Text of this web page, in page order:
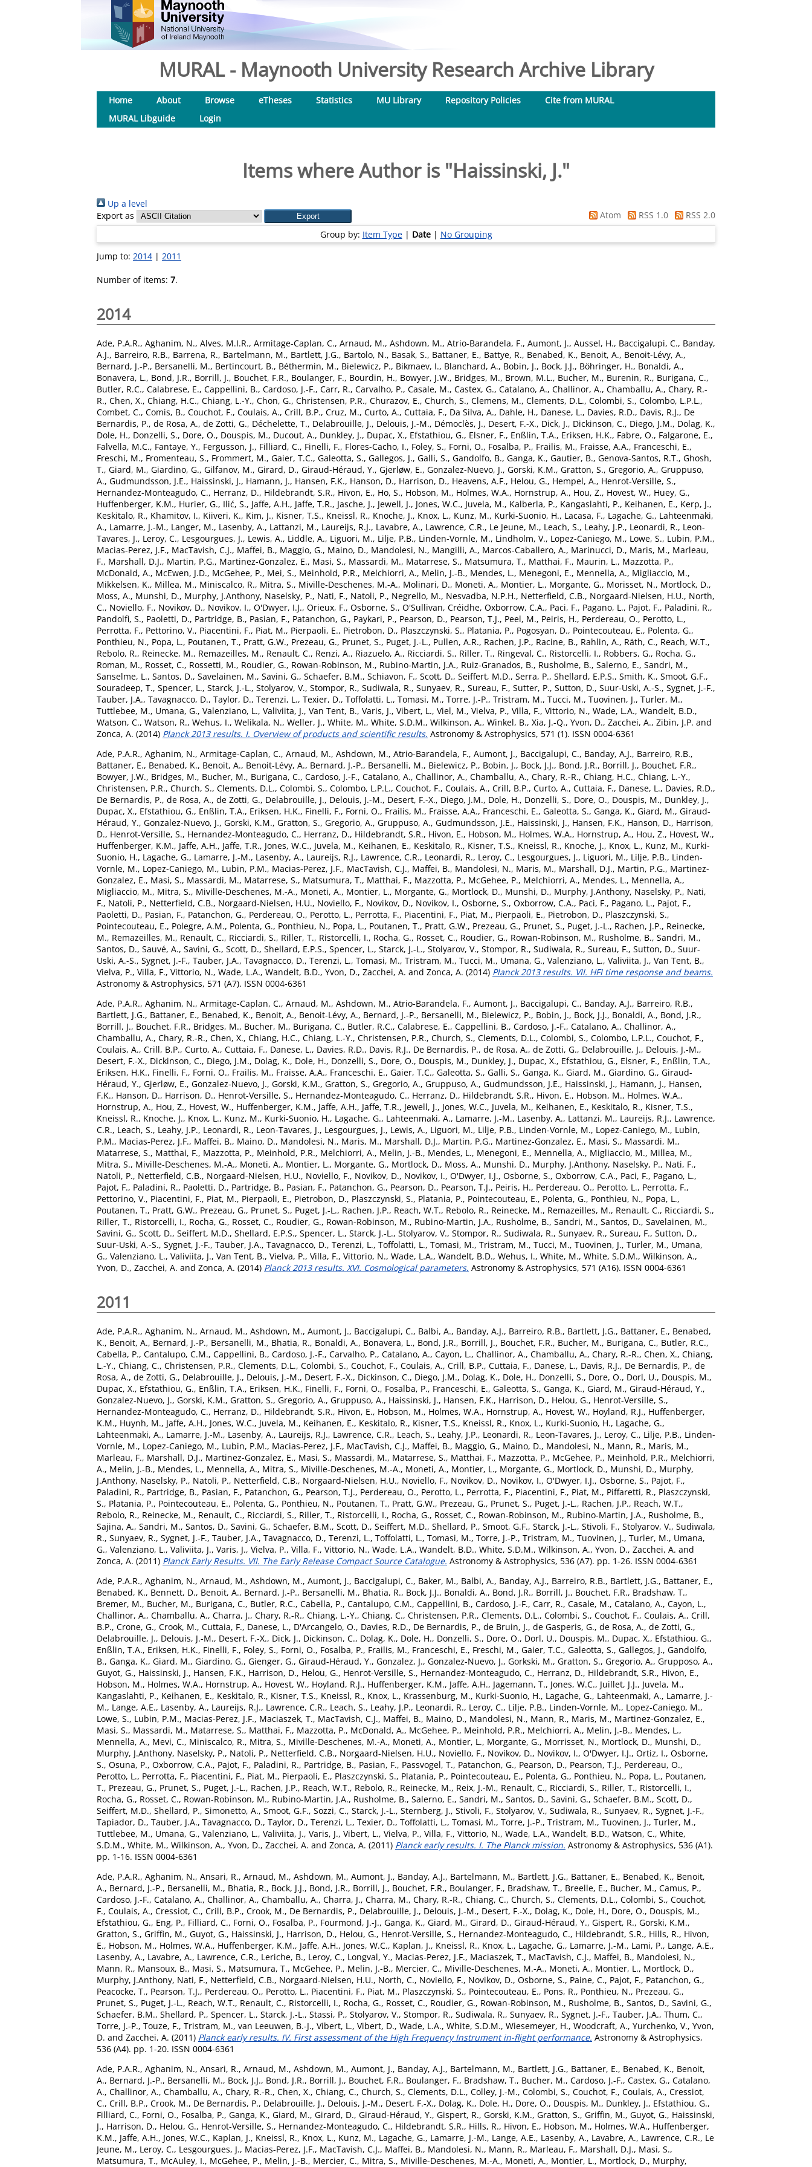
MURAL - Maynooth University Research Archive Library
Home About Browse eTheses Statistics MU Library Repository Policies
Cite from MURAL
MURAL Libguide
Login
Items where Author is "Haissinski, J."
Up a level
Export as
Atom RSS 1.0
RSS 2.0
Group by: Item Type| Date| No Grouping
Jump to: 2014 | 2011
Number of items: 7.
2014
Ade, P.A.R., Aghanim, N., Alves, M.I.R., Armitage-Caplan, C., Arnaud, M., Ashdown, M., Atrio-Barandela, F., Aumont, J., Aussel, H., Baccigalupi, C., Banday,
A.J., Barreiro, R.B., Barrena, R., Bartelmann, M., Bartlett, J.G., Bartolo, N., Basak, S., Battaner, E., Battye, R., Benabed, K., Benoit, A., Benoit-Lévy, A.,
Bernard, J.-P., Bersanelli, M., Bertincourt, B., Béthermin, M., Bielewicz, P., Bikmaev, I., Blanchard, A., Bobin, J., Bock, J.J., Böhringer, H., Bonaldi, A.,
Bonavera, L., Bond, J.R., Borrill, J., Bouchet, F.R., Boulanger, F., Bourdin, H., Bowyer, J.W., Bridges, M., Brown, M.L., Bucher, M., Burenin, R., Burigana, C.,
Butler, R.C., Calabrese, E., Cappellini, B., Cardoso, J.-F., Carr, R., Carvalho, P., Casale, M., Castex, G., Catalano, A., Challinor, A., Chamballu, A., Chary, R.-
R., Chen, X., Chiang, H.C., Chiang, L.-Y., Chon, G., Christensen, P.R., Churazov, E., Church, S., Clemens, M., Clements, D.L., Colombi, S., Colombo, L.P.L.,
Combet, C., Comis, B., Couchot, F., Coulais, A., Crill, B.P., Cruz, M., Curto, A., Cuttaia, F., Da Silva, A., Dahle, H., Danese, L., Davies, R.D., Davis, R.J., De
Bernardis, P., de Rosa, A., de Zotti, G., Déchelette, T., Delabrouille, J., Delouis, J.-M., Démoclès, J., Desert, F.-X., Dick, J., Dickinson, C., Diego, J.M., Dolag, K.,
Dole, H., Donzelli, S., Dore, O., Douspis, M., Ducout, A., Dunkley, J., Dupac, X., Efstathiou, G., Elsner, F., Enßlin, T.A., Eriksen, H.K., Fabre, O., Falgarone, E.,
Falvella, M.C., Fantaye, Y., Fergusson, J., Filliard, C., Finelli, F., Flores-Cacho, I., Foley, S., Forni, O., Fosalba, P., Frailis, M., Fraisse, A.A., Franceschi, E.,
Freschi, M., Fromenteau, S., Frommert, M., Gaier, T.C., Galeotta, S., Gallegos, J., Galli, S., Gandolfo, B., Ganga, K., Gautier, B., Genova-Santos, R.T., Ghosh,
T., Giard, M., Giardino, G., Gilfanov, M., Girard, D., Giraud-Héraud, Y., Gjerløw, E., Gonzalez-Nuevo, J., Gorski, K.M., Gratton, S., Gregorio, A., Gruppuso,
A., Gudmundsson, J.E., Haissinski, J., Hamann, J., Hansen, F.K., Hanson, D., Harrison, D., Heavens, A.F., Helou, G., Hempel, A., Henrot-Versille, S.,
Hernandez-Monteagudo, C., Herranz, D., Hildebrandt, S.R., Hivon, E., Ho, S., Hobson, M., Holmes, W.A., Hornstrup, A., Hou, Z., Hovest, W., Huey, G.,
Huffenberger, K.M., Hurier, G., Ilić, S., Jaffe, A.H., Jaffe, T.R., Jasche, J., Jewell, J., Jones, W.C., Juvela, M., Kalberla, P., Kangaslahti, P., Keihanen, E., Kerp, J.,
Keskitalo, R., Khamitov, I., Kiiveri, K., Kim, J., Kisner, T.S., Kneissl, R., Knoche, J., Knox, L., Kunz, M., Kurki-Suonio, H., Lacasa, F., Lagache, G., Lahteenmaki,
A., Lamarre, J.-M., Langer, M., Lasenby, A., Lattanzi, M., Laureijs, R.J., Lavabre, A., Lawrence, C.R., Le Jeune, M., Leach, S., Leahy, J.P., Leonardi, R., Leon-
Tavares, J., Leroy, C., Lesgourgues, J., Lewis, A., Liddle, A., Liguori, M., Lilje, P.B., Linden-Vornle, M., Lindholm, V., Lopez-Caniego, M., Lowe, S., Lubin, P.M.,
Macias-Perez, J.F., MacTavish, C.J., Maffei, B., Maggio, G., Maino, D., Mandolesi, N., Mangilli, A., Marcos-Caballero, A., Marinucci, D., Maris, M., Marleau,
F., Marshall, D.J., Martin, P.G., Martinez-Gonzalez, E., Masi, S., Massardi, M., Matarrese, S., Matsumura, T., Matthai, F., Maurin, L., Mazzotta, P.,
McDonald, A., McEwen, J.D., McGehee, P., Mei, S., Meinhold, P.R., Melchiorri, A., Melin, J.-B., Mendes, L., Menegoni, E., Mennella, A., Migliaccio, M.,
Mikkelsen, K., Millea, M., Miniscalco, R., Mitra, S., Miville-Deschenes, M.-A., Molinari, D., Moneti, A., Montier, L., Morgante, G., Morisset, N., Mortlock, D.,
Moss, A., Munshi, D., Murphy, J.Anthony, Naselsky, P., Nati, F., Natoli, P., Negrello, M., Nesvadba, N.P.H., Netterfield, C.B., Norgaard-Nielsen, H.U., North,
C., Noviello, F., Novikov, D., Novikov, I., O'Dwyer, I.J., Orieux, F., Osborne, S., O'Sullivan, Créidhe, Oxborrow, C.A., Paci, F., Pagano, L., Pajot, F., Paladini, R.,
Pandolfi, S., Paoletti, D., Partridge, B., Pasian, F., Patanchon, G., Paykari, P., Pearson, D., Pearson, T.J., Peel, M., Peiris, H., Perdereau, O., Perotto, L.,
Perrotta, F., Pettorino, V., Piacentini, F., Piat, M., Pierpaoli, E., Pietrobon, D., Plaszczynski, S., Platania, P., Pogosyan, D., Pointecouteau, E., Polenta, G.,
Ponthieu, N., Popa, L., Poutanen, T., Pratt, G.W., Prezeau, G., Prunet, S., Puget, J.-L., Pullen, A.R., Rachen, J.P., Racine, B., Rahlin, A., Räth, C., Reach, W.T.,
Rebolo, R., Reinecke, M., Remazeilles, M., Renault, C., Renzi, A., Riazuelo, A., Ricciardi, S., Riller, T., Ringeval, C., Ristorcelli, I., Robbers, G., Rocha, G.,
Roman, M., Rosset, C., Rossetti, M., Roudier, G., Rowan-Robinson, M., Rubino-Martin, J.A., Ruiz-Granados, B., Rusholme, B., Salerno, E., Sandri, M.,
Sanselme, L., Santos, D., Savelainen, M., Savini, G., Schaefer, B.M., Schiavon, F., Scott, D., Seiffert, M.D., Serra, P., Shellard, E.P.S., Smith, K., Smoot, G.F.,
Souradeep, T., Spencer, L., Starck, J.-L., Stolyarov, V., Stompor, R., Sudiwala, R., Sunyaev, R., Sureau, F., Sutter, P., Sutton, D., Suur-Uski, A.-S., Sygnet, J.-F.,
Tauber, J.A., Tavagnacco, D., Taylor, D., Terenzi, L., Texier, D., Toffolatti, L., Tomasi, M., Torre, J.-P., Tristram, M., Tucci, M., Tuovinen, J., Turler, M.,
Tuttlebee, M., Umana, G., Valenziano, L., Valiviita, J., Van Tent, B., Varis, J., Vibert, L., Viel, M., Vielva, P., Villa, F., Vittorio, N., Wade, L.A., Wandelt, B.D.,
Watson, C., Watson, R., Wehus, I., Welikala, N., Weller, J., White, M., White, S.D.M., Wilkinson, A., Winkel, B., Xia, J.-Q., Yvon, D., Zacchei, A., Zibin, J.P. and
Zonca, A. (2014) Planck 2013 results. I. Overview of products and scientific results. Astronomy & Astrophysics, 571 (1). ISSN 0004-6361
Ade, P.A.R., Aghanim, N., Armitage-Caplan, C., Arnaud, M., Ashdown, M., Atrio-Barandela, F., Aumont, J., Baccigalupi, C., Banday, A.J., Barreiro, R.B.,
Battaner, E., Benabed, K., Benoit, A., Benoit-Lévy, A., Bernard, J.-P., Bersanelli, M., Bielewicz, P., Bobin, J., Bock, J.J., Bond, J.R., Borrill, J., Bouchet, F.R.,
Bowyer, J.W., Bridges, M., Bucher, M., Burigana, C., Cardoso, J.-F., Catalano, A., Challinor, A., Chamballu, A., Chary, R.-R., Chiang, H.C., Chiang, L.-Y.,
Christensen, P.R., Church, S., Clements, D.L., Colombi, S., Colombo, L.P.L., Couchot, F., Coulais, A., Crill, B.P., Curto, A., Cuttaia, F., Danese, L., Davies, R.D.,
De Bernardis, P., de Rosa, A., de Zotti, G., Delabrouille, J., Delouis, J.-M., Desert, F.-X., Diego, J.M., Dole, H., Donzelli, S., Dore, O., Douspis, M., Dunkley, J.,
Dupac, X., Efstathiou, G., Enßlin, T.A., Eriksen, H.K., Finelli, F., Forni, O., Frailis, M., Fraisse, A.A., Franceschi, E., Galeotta, S., Ganga, K., Giard, M., Giraud-
Héraud, Y., Gonzalez-Nuevo, J., Gorski, K.M., Gratton, S., Gregorio, A., Gruppuso, A., Gudmundsson, J.E., Haissinski, J., Hansen, F.K., Hanson, D., Harrison,
D., Henrot-Versille, S., Hernandez-Monteagudo, C., Herranz, D., Hildebrandt, S.R., Hivon, E., Hobson, M., Holmes, W.A., Hornstrup, A., Hou, Z., Hovest, W.,
Huffenberger, K.M., Jaffe, A.H., Jaffe, T.R., Jones, W.C., Juvela, M., Keihanen, E., Keskitalo, R., Kisner, T.S., Kneissl, R., Knoche, J., Knox, L., Kunz, M., Kurki-
Suonio, H., Lagache, G., Lamarre, J.-M., Lasenby, A., Laureijs, R.J., Lawrence, C.R., Leonardi, R., Leroy, C., Lesgourgues, J., Liguori, M., Lilje, P.B., Linden-
Vornle, M., Lopez-Caniego, M., Lubin, P.M., Macias-Perez, J.F., MacTavish, C.J., Maffei, B., Mandolesi, N., Maris, M., Marshall, D.J., Martin, P.G., Martinez-
Gonzalez, E., Masi, S., Massardi, M., Matarrese, S., Matsumura, T., Matthai, F., Mazzotta, P., McGehee, P., Melchiorri, A., Mendes, L., Mennella, A.,
Migliaccio, M., Mitra, S., Miville-Deschenes, M.-A., Moneti, A., Montier, L., Morgante, G., Mortlock, D., Munshi, D., Murphy, J.Anthony, Naselsky, P., Nati,
F., Natoli, P., Netterfield, C.B., Norgaard-Nielsen, H.U., Noviello, F., Novikov, D., Novikov, I., Osborne, S., Oxborrow, C.A., Paci, F., Pagano, L., Pajot, F.,
Paoletti, D., Pasian, F., Patanchon, G., Perdereau, O., Perotto, L., Perrotta, F., Piacentini, F., Piat, M., Pierpaoli, E., Pietrobon, D., Plaszczynski, S.,
Pointecouteau, E., Polegre, A.M., Polenta, G., Ponthieu, N., Popa, L., Poutanen, T., Pratt, G.W., Prezeau, G., Prunet, S., Puget, J.-L., Rachen, J.P., Reinecke,
M., Remazeilles, M., Renault, C., Ricciardi, S., Riller, T., Ristorcelli, I., Rocha, G., Rosset, C., Roudier, G., Rowan-Robinson, M., Rusholme, B., Sandri, M.,
Santos, D., Sauvé, A., Savini, G., Scott, D., Shellard, E.P.S., Spencer, L., Starck, J.-L., Stolyarov, V., Stompor, R., Sudiwala, R., Sureau, F., Sutton, D., Suur-
Uski, A.-S., Sygnet, J.-F., Tauber, J.A., Tavagnacco, D., Terenzi, L., Tomasi, M., Tristram, M., Tucci, M., Umana, G., Valenziano, L., Valiviita, J., Van Tent, B.,
Vielva, P., Villa, F., Vittorio, N., Wade, L.A., Wandelt, B.D., Yvon, D., Zacchei, A. and Zonca, A. (2014) Planck 2013 results. VII. HFI time response and beams.
Astronomy & Astrophysics, 571 (A7). ISSN 0004-6361
Ade, P.A.R., Aghanim, N., Armitage-Caplan, C., Arnaud, M., Ashdown, M., Atrio-Barandela, F., Aumont, J., Baccigalupi, C., Banday, A.J., Barreiro, R.B.,
Bartlett, J.G., Battaner, E., Benabed, K., Benoit, A., Benoit-Lévy, A., Bernard, J.-P., Bersanelli, M., Bielewicz, P., Bobin, J., Bock, J.J., Bonaldi, A., Bond, J.R.,
Borrill, J., Bouchet, F.R., Bridges, M., Bucher, M., Burigana, C., Butler, R.C., Calabrese, E., Cappellini, B., Cardoso, J.-F., Catalano, A., Challinor, A.,
Chamballu, A., Chary, R.-R., Chen, X., Chiang, H.C., Chiang, L.-Y., Christensen, P.R., Church, S., Clements, D.L., Colombi, S., Colombo, L.P.L., Couchot, F.,
Coulais, A., Crill, B.P., Curto, A., Cuttaia, F., Danese, L., Davies, R.D., Davis, R.J., De Bernardis, P., de Rosa, A., de Zotti, G., Delabrouille, J., Delouis, J.-M.,
Desert, F.-X., Dickinson, C., Diego, J.M., Dolag, K., Dole, H., Donzelli, S., Dore, O., Douspis, M., Dunkley, J., Dupac, X., Efstathiou, G., Elsner, F., Enßlin, T.A.,
Eriksen, H.K., Finelli, F., Forni, O., Frailis, M., Fraisse, A.A., Franceschi, E., Gaier, T.C., Galeotta, S., Galli, S., Ganga, K., Giard, M., Giardino, G., Giraud-
Héraud, Y., Gjerløw, E., Gonzalez-Nuevo, J., Gorski, K.M., Gratton, S., Gregorio, A., Gruppuso, A., Gudmundsson, J.E., Haissinski, J., Hamann, J., Hansen,
F.K., Hanson, D., Harrison, D., Henrot-Versille, S., Hernandez-Monteagudo, C., Herranz, D., Hildebrandt, S.R., Hivon, E., Hobson, M., Holmes, W.A.,
Hornstrup, A., Hou, Z., Hovest, W., Huffenberger, K.M., Jaffe, A.H., Jaffe, T.R., Jewell, J., Jones, W.C., Juvela, M., Keihanen, E., Keskitalo, R., Kisner, T.S.,
Kneissl, R., Knoche, J., Knox, L., Kunz, M., Kurki-Suonio, H., Lagache, G., Lahteenmaki, A., Lamarre, J.-M., Lasenby, A., Lattanzi, M., Laureijs, R.J., Lawrence,
C.R., Leach, S., Leahy, J.P., Leonardi, R., Leon-Tavares, J., Lesgourgues, J., Lewis, A., Liguori, M., Lilje, P.B., Linden-Vornle, M., Lopez-Caniego, M., Lubin,
P.M., Macias-Perez, J.F., Maffei, B., Maino, D., Mandolesi, N., Maris, M., Marshall, D.J., Martin, P.G., Martinez-Gonzalez, E., Masi, S., Massardi, M.,
Matarrese, S., Matthai, F., Mazzotta, P., Meinhold, P.R., Melchiorri, A., Melin, J.-B., Mendes, L., Menegoni, E., Mennella, A., Migliaccio, M., Millea, M.,
Mitra, S., Miville-Deschenes, M.-A., Moneti, A., Montier, L., Morgante, G., Mortlock, D., Moss, A., Munshi, D., Murphy, J.Anthony, Naselsky, P., Nati, F.,
Natoli, P., Netterfield, C.B., Norgaard-Nielsen, H.U., Noviello, F., Novikov, D., Novikov, I., O'Dwyer, I.J., Osborne, S., Oxborrow, C.A., Paci, F., Pagano, L.,
Pajot, F., Paladini, R., Paoletti, D., Partridge, B., Pasian, F., Patanchon, G., Pearson, D., Pearson, T.J., Peiris, H., Perdereau, O., Perotto, L., Perrotta, F.,
Pettorino, V., Piacentini, F., Piat, M., Pierpaoli, E., Pietrobon, D., Plaszczynski, S., Platania, P., Pointecouteau, E., Polenta, G., Ponthieu, N., Popa, L.,
Poutanen, T., Pratt, G.W., Prezeau, G., Prunet, S., Puget, J.-L., Rachen, J.P., Reach, W.T., Rebolo, R., Reinecke, M., Remazeilles, M., Renault, C., Ricciardi, S.,
Riller, T., Ristorcelli, I., Rocha, G., Rosset, C., Roudier, G., Rowan-Robinson, M., Rubino-Martin, J.A., Rusholme, B., Sandri, M., Santos, D., Savelainen, M.,
Savini, G., Scott, D., Seiffert, M.D., Shellard, E.P.S., Spencer, L., Starck, J.-L., Stolyarov, V., Stompor, R., Sudiwala, R., Sunyaev, R., Sureau, F., Sutton, D.,
Suur-Uski, A.-S., Sygnet, J.-F., Tauber, J.A., Tavagnacco, D., Terenzi, L., Toffolatti, L., Tomasi, M., Tristram, M., Tucci, M., Tuovinen, J., Turler, M., Umana,
G., Valenziano, L., Valiviita, J., Van Tent, B., Vielva, P., Villa, F., Vittorio, N., Wade, L.A., Wandelt, B.D., Wehus, I., White, M., White, S.D.M., Wilkinson, A.,
Yvon, D., Zacchei, A. and Zonca, A. (2014) Planck 2013 results. XVI. Cosmological parameters. Astronomy & Astrophysics, 571 (A16). ISSN 0004-6361
2011
Ade, P.A.R., Aghanim, N., Arnaud, M., Ashdown, M., Aumont, J., Baccigalupi, C., Balbi, A., Banday, A.J., Barreiro, R.B., Bartlett, J.G., Battaner, E., Benabed,
K., Benoit, A., Bernard, J.-P., Bersanelli, M., Bhatia, R., Bonaldi, A., Bonavera, L., Bond, J.R., Borrill, J., Bouchet, F.R., Bucher, M., Burigana, C., Butler, R.C.,
Cabella, P., Cantalupo, C.M., Cappellini, B., Cardoso, J.-F., Carvalho, P., Catalano, A., Cayon, L., Challinor, A., Chamballu, A., Chary, R.-R., Chen, X., Chiang,
L.-Y., Chiang, C., Christensen, P.R., Clements, D.L., Colombi, S., Couchot, F., Coulais, A., Crill, B.P., Cuttaia, F., Danese, L., Davis, R.J., De Bernardis, P., de
Rosa, A., de Zotti, G., Delabrouille, J., Delouis, J.-M., Desert, F.-X., Dickinson, C., Diego, J.M., Dolag, K., Dole, H., Donzelli, S., Dore, O., Dorl, U., Douspis, M.,
Dupac, X., Efstathiou, G., Enßlin, T.A., Eriksen, H.K., Finelli, F., Forni, O., Fosalba, P., Franceschi, E., Galeotta, S., Ganga, K., Giard, M., Giraud-Héraud, Y.,
Gonzalez-Nuevo, J., Gorski, K.M., Gratton, S., Gregorio, A., Gruppuso, A., Haissinski, J., Hansen, F.K., Harrison, D., Helou, G., Henrot-Versille, S.,
Hernandez-Monteagudo, C., Herranz, D., Hildebrandt, S.R., Hivon, E., Hobson, M., Holmes, W.A., Hornstrup, A., Hovest, W., Hoyland, R.J., Huffenberger,
K.M., Huynh, M., Jaffe, A.H., Jones, W.C., Juvela, M., Keihanen, E., Keskitalo, R., Kisner, T.S., Kneissl, R., Knox, L., Kurki-Suonio, H., Lagache, G.,
Lahteenmaki, A., Lamarre, J.-M., Lasenby, A., Laureijs, R.J., Lawrence, C.R., Leach, S., Leahy, J.P., Leonardi, R., Leon-Tavares, J., Leroy, C., Lilje, P.B., Linden-
Vornle, M., Lopez-Caniego, M., Lubin, P.M., Macias-Perez, J.F., MacTavish, C.J., Maffei, B., Maggio, G., Maino, D., Mandolesi, N., Mann, R., Maris, M.,
Marleau, F., Marshall, D.J., Martinez-Gonzalez, E., Masi, S., Massardi, M., Matarrese, S., Matthai, F., Mazzotta, P., McGehee, P., Meinhold, P.R., Melchiorri,
A., Melin, J.-B., Mendes, L., Mennella, A., Mitra, S., Miville-Deschenes, M.-A., Moneti, A., Montier, L., Morgante, G., Mortlock, D., Munshi, D., Murphy,
J.Anthony, Naselsky, P., Natoli, P., Netterfield, C.B., Norgaard-Nielsen, H.U., Noviello, F., Novikov, D., Novikov, I., O'Dwyer, I.J., Osborne, S., Pajot, F.,
Paladini, R., Partridge, B., Pasian, F., Patanchon, G., Pearson, T.J., Perdereau, O., Perotto, L., Perrotta, F., Piacentini, F., Piat, M., Piffaretti, R., Plaszczynski,
S., Platania, P., Pointecouteau, E., Polenta, G., Ponthieu, N., Poutanen, T., Pratt, G.W., Prezeau, G., Prunet, S., Puget, J.-L., Rachen, J.P., Reach, W.T.,
Rebolo, R., Reinecke, M., Renault, C., Ricciardi, S., Riller, T., Ristorcelli, I., Rocha, G., Rosset, C., Rowan-Robinson, M., Rubino-Martin, J.A., Rusholme, B.,
Sajina, A., Sandri, M., Santos, D., Savini, G., Schaefer, B.M., Scott, D., Seiffert, M.D., Shellard, P., Smoot, G.F., Starck, J.-L., Stivoli, F., Stolyarov, V., Sudiwala,
R., Sunyaev, R., Sygnet, J.-F., Tauber, J.A., Tavagnacco, D., Terenzi, L., Toffolatti, L., Tomasi, M., Torre, J.-P., Tristram, M., Tuovinen, J., Turler, M., Umana,
G., Valenziano, L., Valiviita, J., Varis, J., Vielva, P., Villa, F., Vittorio, N., Wade, L.A., Wandelt, B.D., White, S.D.M., Wilkinson, A., Yvon, D., Zacchei, A. and
Zonca, A. (2011) Planck Early Results. VII. The Early Release Compact Source Catalogue. Astronomy & Astrophysics, 536 (A7). pp. 1-26. ISSN 0004-6361
Ade, P.A.R., Aghanim, N., Arnaud, M., Ashdown, M., Aumont, J., Baccigalupi, C., Baker, M., Balbi, A., Banday, A.J., Barreiro, R.B., Bartlett, J.G., Battaner, E.,
Benabed, K., Bennett, D., Benoit, A., Bernard, J.-P., Bersanelli, M., Bhatia, R., Bock, J.J., Bonaldi, A., Bond, J.R., Borrill, J., Bouchet, F.R., Bradshaw, T.,
Bremer, M., Bucher, M., Burigana, C., Butler, R.C., Cabella, P., Cantalupo, C.M., Cappellini, B., Cardoso, J.-F., Carr, R., Casale, M., Catalano, A., Cayon, L.,
Challinor, A., Chamballu, A., Charra, J., Chary, R.-R., Chiang, L.-Y., Chiang, C., Christensen, P.R., Clements, D.L., Colombi, S., Couchot, F., Coulais, A., Crill,
B.P., Crone, G., Crook, M., Cuttaia, F., Danese, L., D'Arcangelo, O., Davies, R.D., De Bernardis, P., de Bruin, J., de Gasperis, G., de Rosa, A., de Zotti, G.,
Delabrouille, J., Delouis, J.-M., Desert, F.-X., Dick, J., Dickinson, C., Dolag, K., Dole, H., Donzelli, S., Dore, O., Dorl, U., Douspis, M., Dupac, X., Efstathiou, G.,
Enßlin, T.A., Eriksen, H.K., Finelli, F., Foley, S., Forni, O., Fosalba, P., Frailis, M., Franceschi, E., Freschi, M., Gaier, T.C., Galeotta, S., Gallegos, J., Gandolfo,
B., Ganga, K., Giard, M., Giardino, G., Gienger, G., Giraud-Héraud, Y., Gonzalez, J., Gonzalez-Nuevo, J., Gorkski, M., Gratton, S., Gregorio, A., Grupposo, A.,
Guyot, G., Haissinski, J., Hansen, F.K., Harrison, D., Helou, G., Henrot-Versille, S., Hernandez-Monteagudo, C., Herranz, D., Hildebrandt, S.R., Hivon, E.,
Hobson, M., Holmes, W.A., Hornstrup, A., Hovest, W., Hoyland, R.J., Huffenberger, K.M., Jaffe, A.H., Jagemann, T., Jones, W.C., Juillet, J.J., Juvela, M.,
Kangaslahti, P., Keihanen, E., Keskitalo, R., Kisner, T.S., Kneissl, R., Knox, L., Krassenburg, M., Kurki-Suonio, H., Lagache, G., Lahteenmaki, A., Lamarre, J.-
M., Lange, A.E., Lasenby, A., Laureijs, R.J., Lawrence, C.R., Leach, S., Leahy, J.P., Leonardi, R., Leroy, C., Lilje, P.B., Linden-Vornle, M., Lopez-Caniego, M.,
Lowe, S., Lubin, P.M., Macias-Perez, J.F., Maciaszek, T., MacTavish, C.J., Maffei, B., Maino, D., Mandolesi, N., Mann, R., Maris, M., Martinez-Gonzalez, E.,
Masi, S., Massardi, M., Matarrese, S., Matthai, F., Mazzotta, P., McDonald, A., McGehee, P., Meinhold, P.R., Melchiorri, A., Melin, J.-B., Mendes, L.,
Mennella, A., Mevi, C., Miniscalco, R., Mitra, S., Miville-Deschenes, M.-A., Moneti, A., Montier, L., Morgante, G., Morrisset, N., Mortlock, D., Munshi, D.,
Murphy, J.Anthony, Naselsky, P., Natoli, P., Netterfield, C.B., Norgaard-Nielsen, H.U., Noviello, F., Novikov, D., Novikov, I., O'Dwyer, I.J., Ortiz, I., Osborne,
S., Osuna, P., Oxborrow, C.A., Pajot, F., Paladini, R., Partridge, B., Pasian, F., Passvogel, T., Patanchon, G., Pearson, D., Pearson, T.J., Perdereau, O.,
Perotto, L., Perrotta, F., Piacentini, F., Piat, M., Pierpaoli, E., Plaszczynski, S., Platania, P., Pointecouteau, E., Polenta, G., Ponthieu, N., Popa, L., Poutanen,
T., Prezeau, G., Prunet, S., Puget, J.-L., Rachen, J.P., Reach, W.T., Rebolo, R., Reinecke, M., Reix, J.-M., Renault, C., Ricciardi, S., Riller, T., Ristorcelli, I.,
Rocha, G., Rosset, C., Rowan-Robinson, M., Rubino-Martin, J.A., Rusholme, B., Salerno, E., Sandri, M., Santos, D., Savini, G., Schaefer, B.M., Scott, D.,
Seiffert, M.D., Shellard, P., Simonetto, A., Smoot, G.F., Sozzi, C., Starck, J.-L., Sternberg, J., Stivoli, F., Stolyarov, V., Sudiwala, R., Sunyaev, R., Sygnet, J.-F.,
Tapiador, D., Tauber, J.A., Tavagnacco, D., Taylor, D., Terenzi, L., Texier, D., Toffolatti, L., Tomasi, M., Torre, J.-P., Tristram, M., Tuovinen, J., Turler, M.,
Tuttlebee, M., Umana, G., Valenziano, L., Valiviita, J., Varis, J., Vibert, L., Vielva, P., Villa, F., Vittorio, N., Wade, L.A., Wandelt, B.D., Watson, C., White,
S.D.M., White, M., Wilkinson, A., Yvon, D., Zacchei, A. and Zonca, A. (2011) Planck early results. I. The Planck mission. Astronomy & Astrophysics, 536 (A1).
pp. 1-16. ISSN 0004-6361
Ade, P.A.R., Aghanim, N., Ansari, R., Arnaud, M., Ashdown, M., Aumont, J., Banday, A.J., Bartelmann, M., Bartlett, J.G., Battaner, E., Benabed, K., Benoit,
A., Bernard, J.-P., Bersanelli, M., Bhatia, R., Bock, J.J., Bond, J.R., Borrill, J., Bouchet, F.R., Boulanger, F., Bradshaw, T., Breelle, E., Bucher, M., Camus, P.,
Cardoso, J.-F., Catalano, A., Challinor, A., Chamballu, A., Charra, J., Charra, M., Chary, R.-R., Chiang, C., Church, S., Clements, D.L., Colombi, S., Couchot,
F., Coulais, A., Cressiot, C., Crill, B.P., Crook, M., De Bernardis, P., Delabrouille, J., Delouis, J.-M., Desert, F.-X., Dolag, K., Dole, H., Dore, O., Douspis, M.,
Efstathiou, G., Eng, P., Filliard, C., Forni, O., Fosalba, P., Fourmond, J.-J., Ganga, K., Giard, M., Girard, D., Giraud-Héraud, Y., Gispert, R., Gorski, K.M.,
Gratton, S., Griffin, M., Guyot, G., Haissinski, J., Harrison, D., Helou, G., Henrot-Versille, S., Hernandez-Monteagudo, C., Hildebrandt, S.R., Hills, R., Hivon,
E., Hobson, M., Holmes, W.A., Huffenberger, K.M., Jaffe, A.H., Jones, W.C., Kaplan, J., Kneissl, R., Knox, L., Lagache, G., Lamarre, J.-M., Lami, P., Lange, A.E.,
Lasenby, A., Lavabre, A., Lawrence, C.R., Leriche, B., Leroy, C., Longval, Y., Macias-Perez, J.F., Maciaszek, T., MacTavish, C.J., Maffei, B., Mandolesi, N.,
Mann, R., Mansoux, B., Masi, S., Matsumura, T., McGehee, P., Melin, J.-B., Mercier, C., Miville-Deschenes, M.-A., Moneti, A., Montier, L., Mortlock, D.,
Murphy, J.Anthony, Nati, F., Netterfield, C.B., Norgaard-Nielsen, H.U., North, C., Noviello, F., Novikov, D., Osborne, S., Paine, C., Pajot, F., Patanchon, G.,
Peacocke, T., Pearson, T.J., Perdereau, O., Perotto, L., Piacentini, F., Piat, M., Plaszczynski, S., Pointecouteau, E., Pons, R., Ponthieu, N., Prezeau, G.,
Prunet, S., Puget, J.-L., Reach, W.T., Renault, C., Ristorcelli, I., Rocha, G., Rosset, C., Roudier, G., Rowan-Robinson, M., Rusholme, B., Santos, D., Savini, G.,
Schaefer, B.M., Shellard, P., Spencer, L., Starck, J.-L., Stassi, P., Stolyarov, V., Stompor, R., Sudiwala, R., Sunyaev, R., Sygnet, J.-F., Tauber, J.A., Thum, C.,
Torre, J.-P., Touze, F., Tristram, M., van Leeuwen, B.-J., Vibert, L., Vibert, D., Wade, L.A., White, S.D.M., Wiesemeyer, H., Woodcraft, A., Yurchenko, V., Yvon,
D. and Zacchei, A. (2011) Planck early results. IV. First assessment of the High Frequency Instrument in-flight performance. Astronomy & Astrophysics,
536 (A4). pp. 1-20. ISSN 0004-6361
Ade, P.A.R., Aghanim, N., Ansari, R., Arnaud, M., Ashdown, M., Aumont, J., Banday, A.J., Bartelmann, M., Bartlett, J.G., Battaner, E., Benabed, K., Benoit,
A., Bernard, J.-P., Bersanelli, M., Bock, J.J., Bond, J.R., Borrill, J., Bouchet, F.R., Boulanger, F., Bradshaw, T., Bucher, M., Cardoso, J.-F., Castex, G., Catalano,
A., Challinor, A., Chamballu, A., Chary, R.-R., Chen, X., Chiang, C., Church, S., Clements, D.L., Colley, J.-M., Colombi, S., Couchot, F., Coulais, A., Cressiot,
C., Crill, B.P., Crook, M., De Bernardis, P., Delabrouille, J., Delouis, J.-M., Desert, F.-X., Dolag, K., Dole, H., Dore, O., Douspis, M., Dunkley, J., Efstathiou, G.,
Filliard, C., Forni, O., Fosalba, P., Ganga, K., Giard, M., Girard, D., Giraud-Héraud, Y., Gispert, R., Gorski, K.M., Gratton, S., Griffin, M., Guyot, G., Haissinski,
J., Harrison, D., Helou, G., Henrot-Versille, S., Hernandez-Monteagudo, C., Hildebrandt, S.R., Hills, R., Hivon, E., Hobson, M., Holmes, W.A., Huffenberger,
K.M., Jaffe, A.H., Jones, W.C., Kaplan, J., Kneissl, R., Knox, L., Kunz, M., Lagache, G., Lamarre, J.-M., Lange, A.E., Lasenby, A., Lavabre, A., Lawrence, C.R., Le
Jeune, M., Leroy, C., Lesgourgues, J., Macias-Perez, J.F., MacTavish, C.J., Maffei, B., Mandolesi, N., Mann, R., Marleau, F., Marshall, D.J., Masi, S.,
Matsumura, T., McAuley, I., McGehee, P., Melin, J.-B., Mercier, C., Mitra, S., Miville-Deschenes, M.-A., Moneti, A., Montier, L., Mortlock, D., Murphy,